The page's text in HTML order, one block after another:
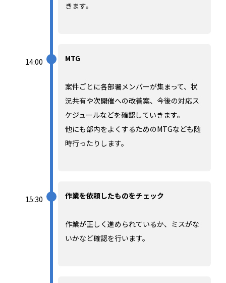
きます。
14:00 MTG
案件ごとに各部署メンバーが集まって、状
況共有や次開催への改善案、今後の対応ス
ケジュールなどを確認していきます。
他にも部内をよくするためのMTGなども随
時行ったりします。
15:30 作業を依頼したものをチェック
作業が正しく進められているか、ミスがな
いかなど確認を行います。